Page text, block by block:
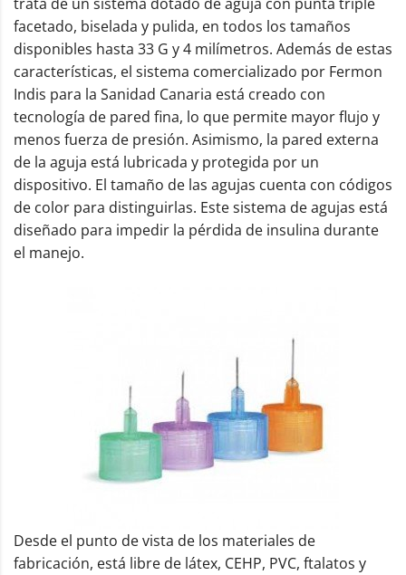
facetado, biselada y pulida, en todos los tamaños
disponibles hasta 33 G y 4 milímetros. Además de estas
características, el sistema comercializado por Fermon
Indis para la Sanidad Canaria está creado con
tecnología de pared fina, lo que permite mayor flujo y
menos fuerza de presión. Asimismo, la pared externa
de la aguja está lubricada y protegida por un
dispositivo. El tamaño de las agujas cuenta con códigos
de color para distinguirlas. Este sistema de agujas está
diseñado para impedir la pérdida de insulina durante
el manejo.
Desde el punto de vista de los materiales de
fabricación, está libre de látex, CEHP, PVC, ftalatos y